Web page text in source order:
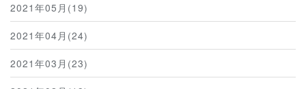
2021年05月(19)
2021年04月(24)
2021年03月(23)